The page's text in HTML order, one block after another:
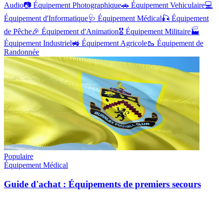
Audio📷 Équipement Photographique🚗 Équipement Vehiculaire💻
Équipement d'Informatique🩺 Équipement Médical🎣 Équipement
de Pêche🎉 Équipement d'Animation🎖️ Équipement Militaire🏭
Équipement Industriel🚜 Équipement Agricole🥾 Équipement de
Randonnée
Populaire
Équipement Médical
Guide d'achat : Équipements de premiers secours